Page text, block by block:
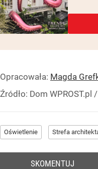
Opracowała: Magda
Źródło: Dom WPROST.pl /
Oświetlenie Strefa
SKOMENTUJ